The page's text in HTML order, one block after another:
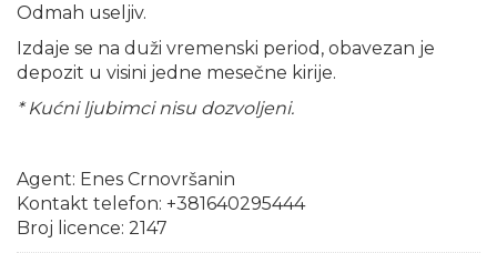
Odmah useljiv.
Izdaje se na duži vremenski period, obavezan je
depozit u visini jedne mesečne kirije.
* Kućni ljubimci nisu dozvoljeni.
Agent: Enes Crnovršanin
Kontakt telefon: +381640295444
Broj licence: 2147